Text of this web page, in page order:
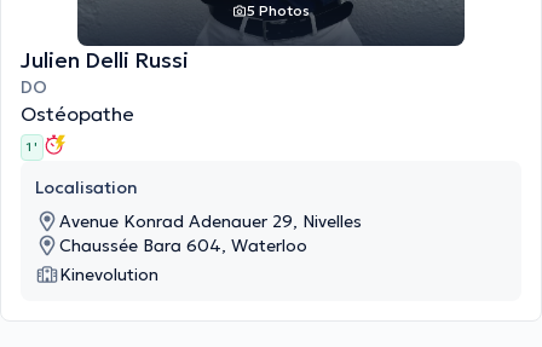
5 Photos
Julien Delli Russi
DO
Ostéopathe
1 '
Localisation
Avenue Konrad Adenauer 29, Nivelles
Chaussée Bara 604, Waterloo
Kinevolution